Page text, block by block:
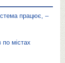
працює, –
по містах